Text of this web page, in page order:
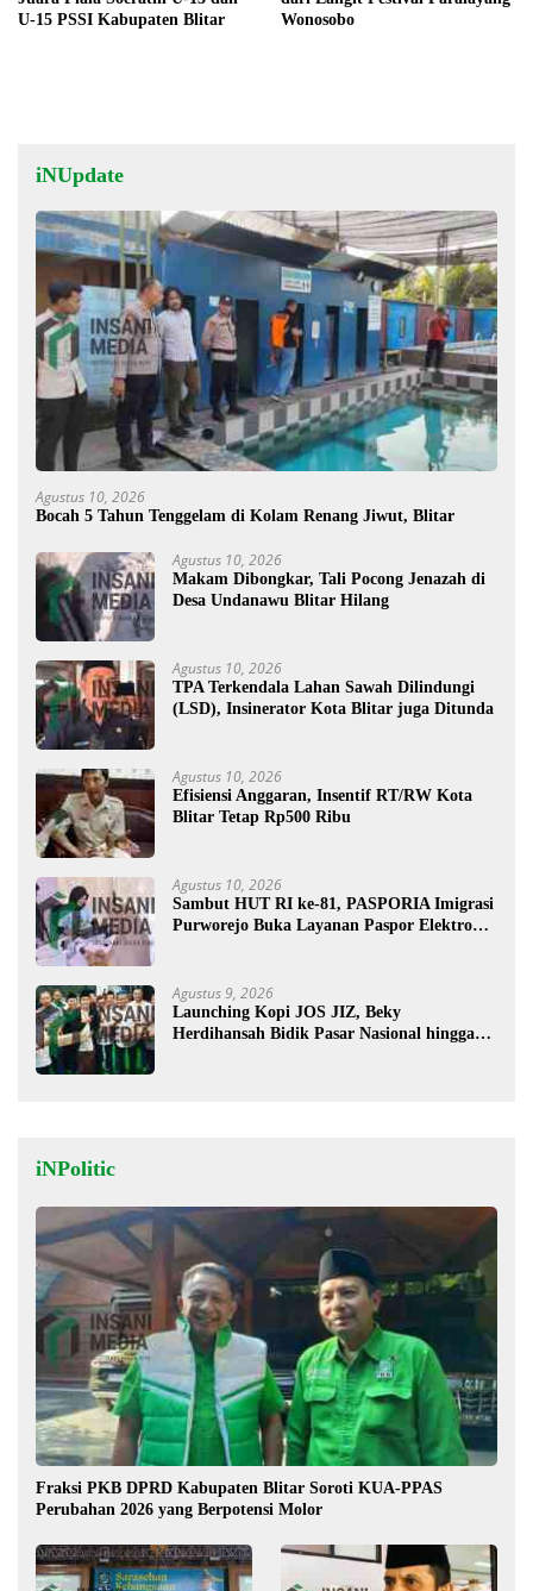
U-15 PSSI Kabupaten Blitar
Wonosobo
iNUpdate
Agustus 10, 2026
Bocah 5 Tahun Tenggelam di Kolam Renang Jiwut, Blitar
Agustus 10, 2026
Makam Dibongkar, Tali Pocong Jenazah di
Desa Undanawu Blitar Hilang
Agustus 10, 2026
TPA Terkendala Lahan Sawah Dilindungi
(LSD), Insinerator Kota Blitar juga Ditunda
Agustus 10, 2026
Efisiensi Anggaran, Insentif RT/RW Kota
Blitar Tetap Rp500 Ribu
Agustus 10, 2026
Sambut HUT RI ke-81, PASPORIA Imigrasi
Purworejo Buka Layanan Paspor Elektronik
Agustus 9, 2026
Launching Kopi JOS JIZ, Beky
Herdihansah Bidik Pasar Nasional hingga
iNPolitic
Fraksi PKB DPRD Kabupaten Blitar Soroti KUA-PPAS
Perubahan 2026 yang Berpotensi Molor